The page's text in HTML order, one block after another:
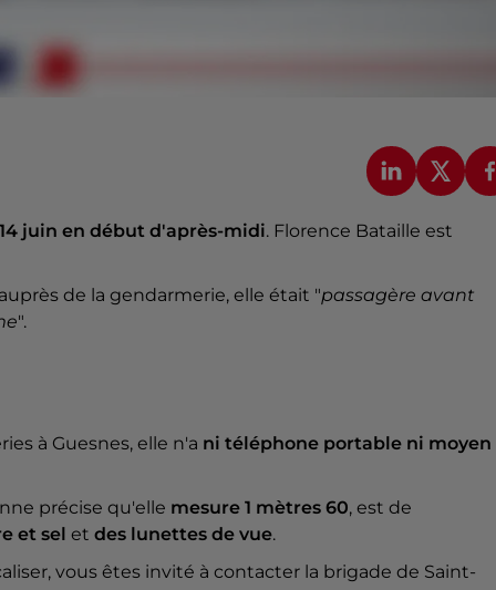
juin en début d'après-midi. Florence Bataille est
de la gendarmerie, elle était "passagère avant
".
à Guesnes, elle n'a ni téléphone portable ni moyen
précise qu'elle mesure 1 mètres 60, est de
et sel et des lunettes de vue.
vous êtes invité à contacter la brigade de Saint-